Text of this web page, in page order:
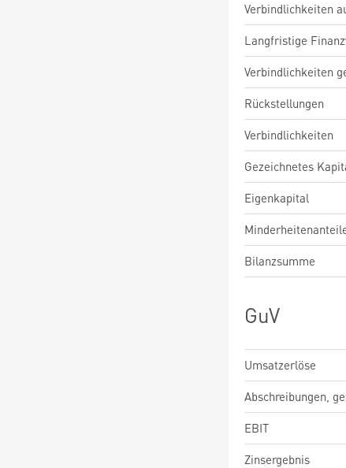
Verbindlichkeiten
Langfristige
Verbindlichkeiten
Rückstellungen
Verbindlichkeiten
Gezeichnetes
Eigenkapital
Bilanzsumme
GuV
Umsatzerlöse
Abschreibungen,
EBIT
Zinsergebnis